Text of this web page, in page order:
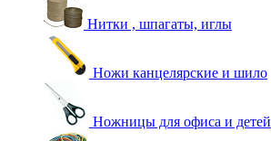
Нитки , шпагаты, иглы
Ножи канцелярские и шило
Ножницы для офиса и детей